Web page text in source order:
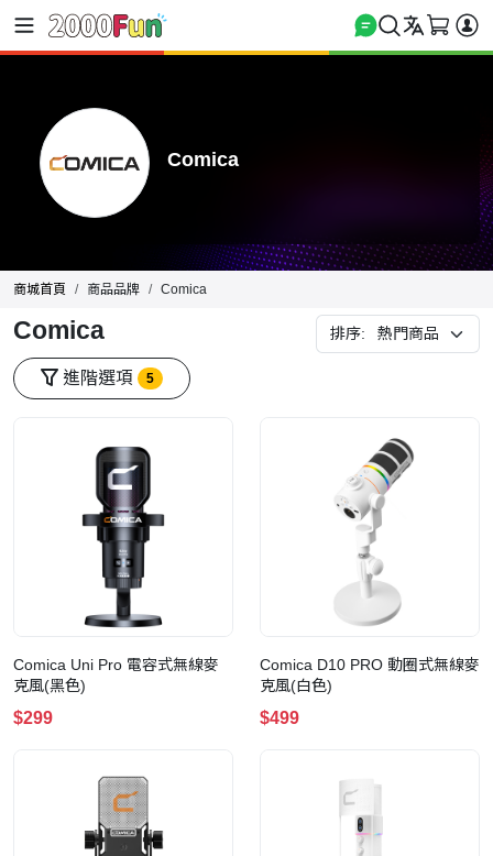
Comica
商城首頁 商品品牌 Comica
Comica 排序:
進階選項 5
Comica Uni Pro 電容式無線麥
克風(黑色)
$299
Comica D10 PRO 動圈式無線麥
克風(白色)
$499